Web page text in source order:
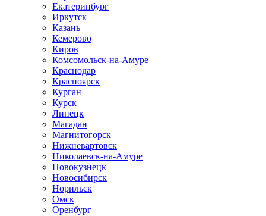
Екатеринбург
Иркутск
Казань
Кемерово
Киров
Комсомольск-на-Амуре
Краснодар
Красноярск
Курган
Курск
Липецк
Магадан
Магнитогорск
Нижневартовск
Николаевск-на-Амуре
Новокузнецк
Новосибирск
Норильск
Омск
Оренбург